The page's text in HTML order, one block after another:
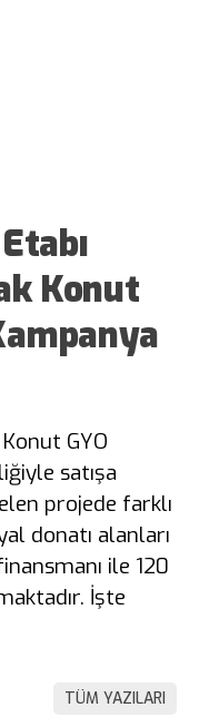
Konut
GYO
satışa
projede farklı
donatı alanları
ile 120
İşte
TÜM YAZILARI